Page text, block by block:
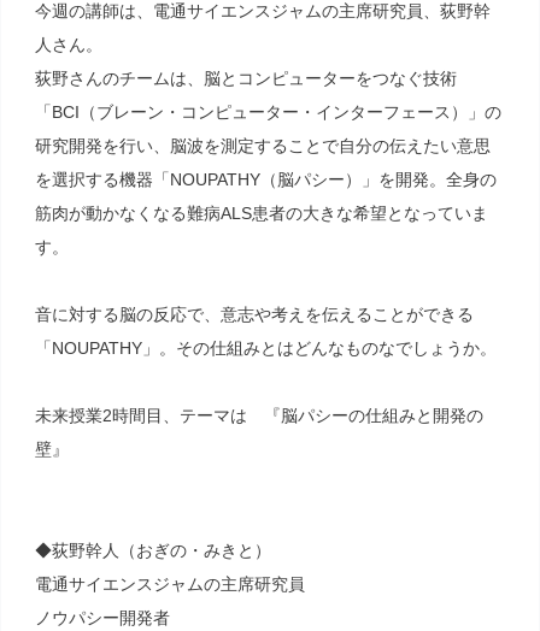
今週の講師は、電通サイエンスジャムの主席研究員、荻野幹
人さん。
荻野さんのチームは、脳とコンピューターをつなぐ技術
「BCI（ブレーン・コンピューター・インターフェース）」の
研究開発を行い、脳波を測定することで自分の伝えたい意思
を選択する機器「NOUPATHY（脳パシー）」を開発。全身の
筋肉が動かなくなる難病ALS患者の大きな希望となっていま
す。
音に対する脳の反応で、意志や考えを伝えることができる
「NOUPATHY」。その仕組みとはどんなものなでしょうか。
未来授業2時間目、テーマは 『脳パシーの仕組みと開発の
壁』
◆荻野幹人（おぎの・みきと）
電通サイエンスジャムの主席研究員
ノウパシー開発者